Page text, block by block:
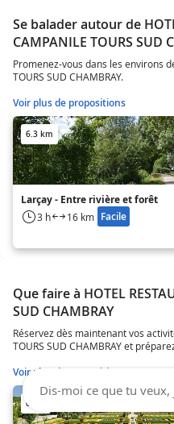
Se balader autour de
CAMPANILE TOURS SUD
Promenez-vous dans les environs
TOURS SUD CHAMBRAY.
Voir plus de propositions
6.3 km
Larçay - Entre rivière et forêt
3 h 16 km Facile
Que faire à HOTEL
SUD CHAMBRAY
Réservez dès maintenant vos
TOURS SUD CHAMBRAY et
Voir plus de propositions
6 km
Dis-moi ce que tu veux,